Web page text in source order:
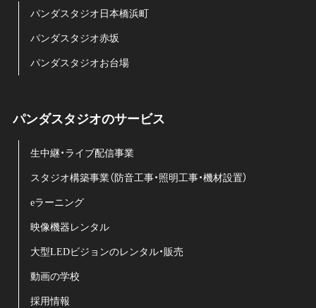
パンダスタジオ日本橋浜町
パンダスタジオ赤坂
パンダスタジオお台場
パンダスタジオのサービス
生中継・ライブ配信事業
スタジオ構築事業（防音工事・照明工事・機材設置）
eラーニング
映像機器レンタル
大型LEDビジョンのレンタル・販売
動画の学校
採用情報